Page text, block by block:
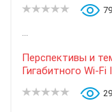
...
Перспективы и
Гигабитного Wi-Fi